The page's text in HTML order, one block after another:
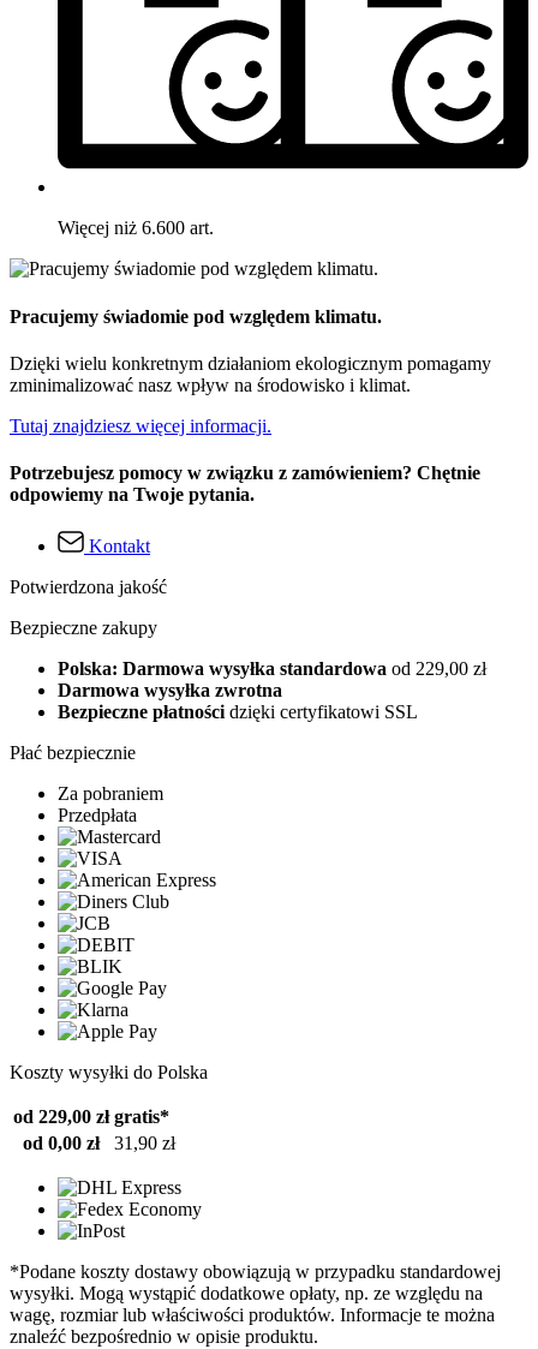
Więcej niż 6.600 art.
Pracujemy świadomie pod względem klimatu.
Dzięki wielu konkretnym działaniom ekologicznym pomagamy
zminimalizować nasz wpływ na środowisko i klimat.
Tutaj znajdziesz więcej informacji.
Potrzebujesz pomocy w związku z zamówieniem? Chętnie
odpowiemy na Twoje pytania.
Kontakt
Potwierdzona jakość
Bezpieczne zakupy
Polska: Darmowa wysyłka standardowa od 229,00 zł
Darmowa wysyłka zwrotna
Bezpieczne płatności dzięki certyfikatowi SSL
Płać bezpiecznie
Za pobraniem
Przedpłata
Koszty wysyłki do Polska
od 229,00 zł gratis*
od 0,00 zł
31,90 zł
*Podane koszty dostawy obowiązują w przypadku standardowej
wysyłki. Mogą wystąpić dodatkowe opłaty, np. ze względu na
wagę, rozmiar lub właściwości produktów. Informacje te można
znaleźć bezpośrednio w opisie produktu.